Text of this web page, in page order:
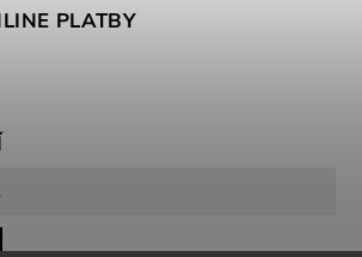
PLATBY